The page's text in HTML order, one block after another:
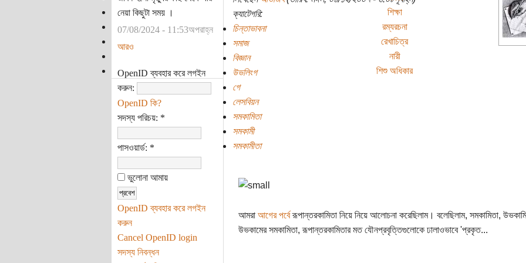
শিক্ষা
রম্যরচনা
রেখাচিত্র
নারী
শিশু অধিকার
নেয়া কিছুটা সময় ।
07/08/2024 - 11:53অপরাহ্ন
আরও
OpenID ব্যবহার করে লগইন
করুন:
OpenID কি?
সদস্য পরিচয়: *
পাসওয়ার্ড: *
ভুলোনা আমায়
OpenID ব্যবহার করে লগইন
করুন
Cancel OpenID login
সদস্য নিবন্ধন
ক্যাটেগরি:
চিন্তাভাবনা
সমাজ
বিজ্ঞান
উভলিংগ
গে
লেসবিয়ন
সমকামিতা
সমকামী
সমকামীতা
আমরা আগের পর্বেরূপান্তরকামিতা নিয়ে নিয়ে আলোচনা করেছিলাম। বলেছিলাম, সমকামিতা,
উভকামের সমকামিতা, রূপান্তরকামিতার মত যৌনপ্রবৃত্তিগুলোকে ঢালাওভাবে 'প্রকৃত...